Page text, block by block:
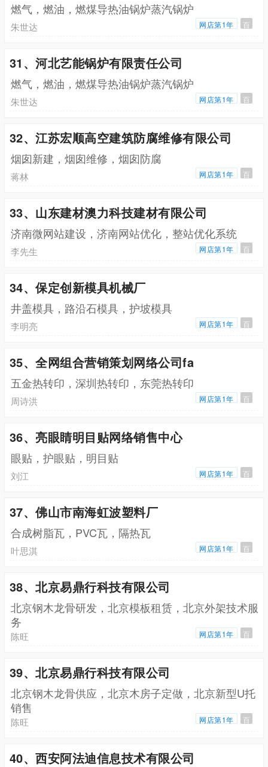
燃气，燃油，燃煤导热油锅炉蒸汽锅炉
朱世达 网店第1年 百
31、河北艺能锅炉有限责任公司
燃气，燃油，燃煤导热油锅炉蒸汽锅炉
朱世达 网店第1年 百
32、江苏宏顺高空建筑防腐维修有限公司
烟囱新建，烟囱维修，烟囱防腐
蒋林 网店第1年 百
33、山东建材澳力科技建材有限公司
济南微网站建设，济南网站优化，整站优化系统
李先生 网店第1年 百
34、保定创新模具机械厂
井盖模具，路沿石模具，护坡模具
李明亮 网店第1年 百
35、全网组合营销策划网络公司fa
五金热转印，深圳热转印，东莞热转印
周诗洪 网店第1年 百
36、亮眼睛明目贴网络销售中心
眼贴，护眼贴，明目贴
刘江 网店第1年 百
37、佛山市南海虹波塑料厂
合成树脂瓦，PVC瓦，隔热瓦
叶思淇 网店第1年 百
38、北京易鼎行科技有限公司
北京钢木龙骨研发，北京模板租赁，北京外架技术服
务
陈旺 网店第1年 百
39、北京易鼎行科技有限公司
北京钢木龙骨供应，北京木房子定做，北京新型U托
销售
陈旺 网店第1年 百
40、西安阿法迪信息技术有限公司